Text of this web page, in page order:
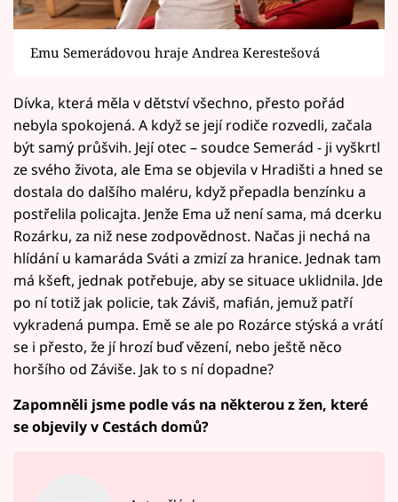
Emu Semerádovou hraje Andrea Kerestešová
Dívka, která měla v dětství všechno, přesto pořád
nebyla spokojená. A když se její rodiče rozvedli, začala
být samý průšvih. Její otec – soudce Semerád - ji vyškrtl
ze svého života, ale Ema se objevila v Hradišti a hned se
dostala do dalšího maléru, když přepadla benzínku a
postřelila policajta. Jenže Ema už není sama, má dcerku
Rozárku, za niž nese zodpovědnost. Načas ji nechá na
hlídání u kamaráda Sváti a zmizí za hranice. Jednak tam
má kšeft, jednak potřebuje, aby se situace uklidnila. Jde
po ní totiž jak policie, tak Záviš, mafián, jemuž patří
vykradená pumpa. Emě se ale po Rozárce stýská a vrátí
se i přesto, že jí hrozí buď vězení, nebo ještě něco
horšího od Záviše. Jak to s ní dopadne?
Zapomněli jsme podle vás na některou z žen, které
se objevily v Cestách domů?